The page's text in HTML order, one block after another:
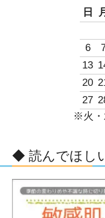
日
月
6
13
20
27
※火・
◆ 読んでほし